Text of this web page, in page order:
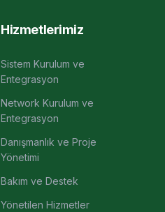
Hizmetlerimiz
Sistem Kurulum ve
Entegrasyon
Network Kurulum ve
Entegrasyon
Danışmanlık ve Proje
Yönetimi
Bakım ve Destek
Yönetilen Hizmetler